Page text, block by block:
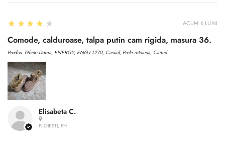
Elisabeta C.
PLOIESTI, PH
4
★★★★★
Comode, calduroase, talpa putin cam rigida, masura 36.
Produs: Ghete Dama, ENERGY, ENG-I 1270, Casual, Piele intoarsa, Camel
ACUM 6 LUNI